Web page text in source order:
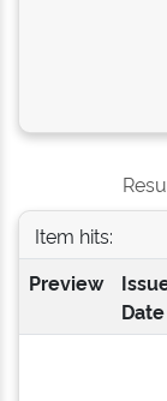
Item hits:
Preview
Date